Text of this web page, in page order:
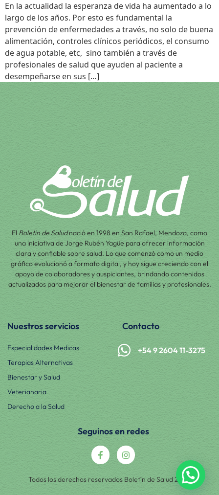
En la actualidad la esperanza de vida ha aumentado a lo
largo de los años. Por esto es fundamental la
prevención de enfermedades a través, no solo de buena
alimentación, controles clínicos periódicos, el consumo
de agua potable, etc, sino también a través de
profesionales de salud que ayuden al paciente a
desempeñarse en sus […]
El Boletín de Saludnació en 1998 en San Rafael, Mendoza, como
una iniciativa de Jorge Rubén Yagüe para ofrecer información
clara y confiable sobre salud. Lo que comenzó como un medio
gráfico evolucionó a formato digital, y hoy sigue creciendo con el
apoyo de colaboradores y auspiciantes, brindando contenidos
actualizados para mejorar el bienestar de familias y profesionales.
Nuestros servicios
Especialidades Medicas
Terapias Alternativas
Bienestar y Salud
Veterianaria
Derecho a la Salud
Contacto
+54 9 2604 11-3275
Seguinos en redes
Todos los derechos reservados Boletín de Salud 2025